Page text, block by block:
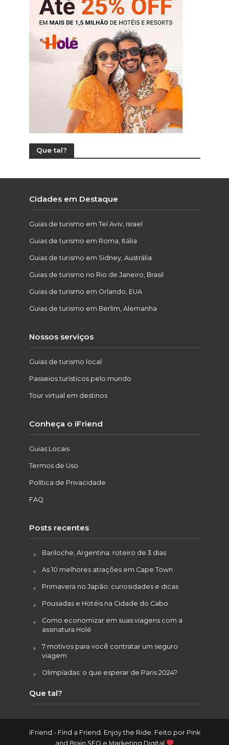
Que tal?
Cidades em Destaque
Guias de turismo em Tel Aviv, Israel
Guias de turismo em Roma, Itália
Guias de turismo em Sidney, Austrália
Guias de turismo no Rio de Janeiro, Brasil
Guias de turismo em Orlando, EUA
Guias de turismo em Berlim, Alemanha
Nossos serviços
Guias de turismo local
Passeios turísticos pelo mundo
Tour virtual em destinos
Conheça o iFriend
Guias Locais
Termos de Uso
Política de Privacidade
FAQ
Posts recentes
Bariloche, Argentina: roteiro de 3 dias
As 10 melhores atrações em Cape Town
Primavera no Japão: curiosidades e dicas
Pousadas e Hotéis na Cidade do Cabo
Como economizar em suas viagens com a
assinatura Holé
7 motivos para você contratar um seguro
viagem
Olimpíadas: o que esperar de Paris 2024?
Que tal?
iFriend - Find a Friend. Enjoy the Ride. Feito por Pink
and Brain SEO e Marketing Digital